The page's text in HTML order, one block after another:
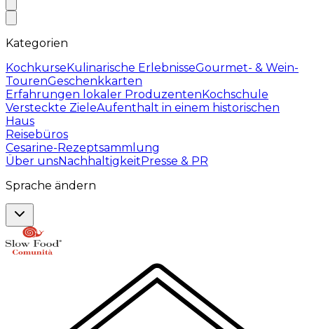
Kategorien
KochkurseKulinarische ErlebnisseGourmet- & Wein-
TourenGeschenkkarten
Erfahrungen lokaler ProduzentenKochschule
Versteckte ZieleAufenthalt in einem historischen
Haus
Reisebüros
Cesarine-Rezeptsammlung
Über unsNachhaltigkeitPresse & PR
Sprache ändern